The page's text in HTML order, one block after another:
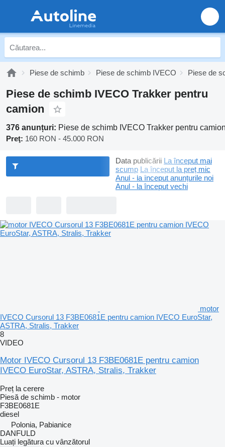
Piese de schimb Piese de schimb IVECO Piese de
Piese de schimb IVECO Trakker pentru
camion
376 anunțuri: Piese de schimb IVECO Trakker pentru
Preţ: 160 RON - 45.000 RON
Data publicării La început mai
scump La început la preț mic
Anul - la început anunțurile noi
Anul - la început vechi
motor
IVECO Cursorul 13 F3BE0681E pentru camion IVECO EuroStar,
ASTRA, Stralis, Trakker
8
VIDEO
Motor IVECO Cursorul 13 F3BE0681E pentru camion
IVECO EuroStar, ASTRA, Stralis, Trakker
Preț la cerere
Piesă de schimb - motor
F3BE0681E
diesel
Polonia, Pabianice
DANFULD
Luați legătura cu vânzătorul